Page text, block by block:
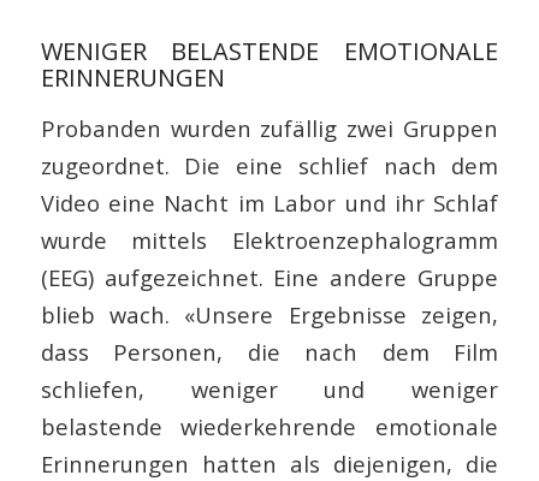
WENIGER BELASTENDE EMOTIONALE
ERINNERUNGEN
Probanden wurden zufällig zwei Gruppen
zugeordnet. Die eine schlief nach dem
Video eine Nacht im Labor und ihr Schlaf
wurde mittels Elektroenzephalogramm
(EEG) aufgezeichnet. Eine andere Gruppe
blieb wach. «Unsere Ergebnisse zeigen,
dass Personen, die nach dem Film
schliefen, weniger und weniger
belastende wiederkehrende emotionale
Erinnerungen hatten als diejenigen, die